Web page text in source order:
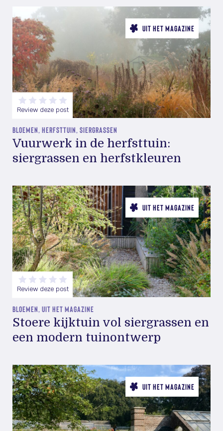
UIT HET MAGAZINE
Review deze post
BLOEMEN, HERFSTTUIN, SIERGRASSEN
Vuurwerk in de herfsttuin:
siergrassen en herfstkleuren
UIT HET MAGAZINE
Review deze post
BLOEMEN, UIT HET MAGAZINE
Stoere kijktuin vol siergrassen en
een modern tuinontwerp
UIT HET MAGAZINE